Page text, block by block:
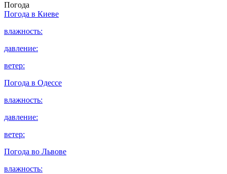
Погода
Погода в Киеве
влажность:
давление:
ветер:
Погода в Одессе
влажность:
давление:
ветер:
Погода во Львове
влажность: